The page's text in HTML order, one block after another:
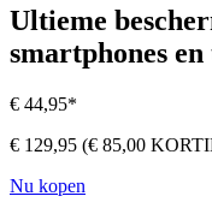
Ultieme
smartphones
€ 44,95*
€ 129,95 (€ 85,00
Nu kopen